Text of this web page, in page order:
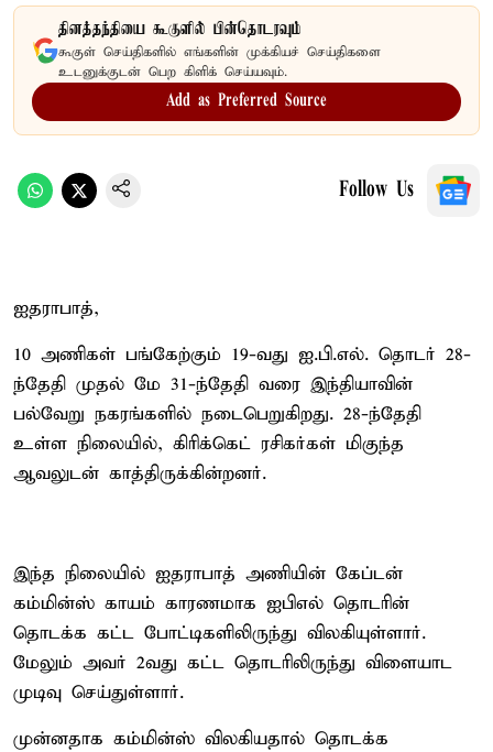
தினத்தந்தியை கூகுளில் பின்தொடரவும்
கூகுள் செய்திகளில் எங்களின் முக்கியச் செய்திகளை
உடனுக்குடன் பெற கிளிக் செய்யவும்.
Add as Preferred Source
Follow Us
ஐதராபாத்,
10 அணிகள் பங்கேற்கும் 19-வது ஐ.பி.எல். தொடர் 28-
ந்தேதி முதல் மே 31-ந்தேதி வரை இந்தியாவின்
பல்வேறு நகரங்களில் நடைபெறுகிறது. 28-ந்தேதி
உள்ள நிலையில், கிரிக்கெட் ரசிகர்கள் மிகுந்த
ஆவலுடன் காத்திருக்கின்றனர்.
இந்த நிலையில் ஐதராபாத் அணியின் கேப்டன்
கம்மின்ஸ் காயம் காரணமாக ஐபிஎல் தொடரின்
தொடக்க கட்ட போட்டிகளிலிருந்து விலகியுள்ளார்.
மேலும் அவர் 2வது கட்ட தொடரிலிருந்து விளையாட
முடிவு செய்துள்ளார்.
முன்னதாக கம்மின்ஸ் விலகியதால் தொடக்க